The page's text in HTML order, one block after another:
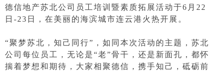
德信地产苏北公司员工培训暨素质拓展活动于6月22
日-23日，在美丽的海滨城市连云港火热开展。
“聚梦苏北，知己同行”，如同本次活动的主题，苏北
公司每位员工，无论是“老”骨干，还是新面孔，都怀
揣着梦想和期待，大家相聚德信，携手知己，砥砺前